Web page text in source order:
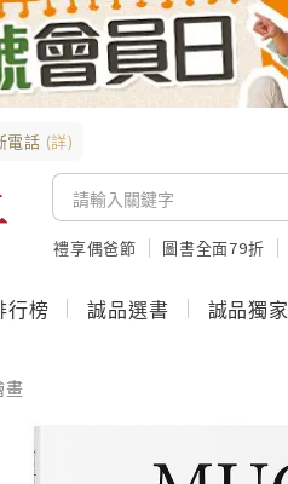
電話 (詳)
禮享偶爸節 圖書全面79折
行榜 誠品選書 誠品獨家
畫